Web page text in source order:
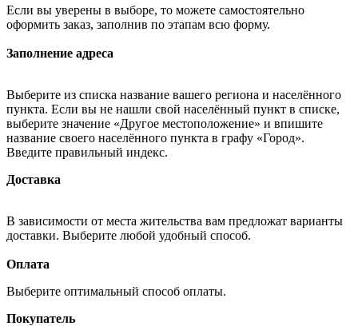
Если вы уверены в выборе, то можете самостоятельно
оформить заказ, заполнив по этапам всю форму.
Заполнение адреса
Выберите из списка название вашего региона и населённого
пункта. Если вы не нашли свой населённый пункт в списке,
выберите значение «Другое местоположение» и впишите
название своего населённого пункта в графу «Город».
Введите правильный индекс.
Доставка
В зависимости от места жительства вам предложат варианты
доставки. Выберите любой удобный способ.
Оплата
Выберите оптимальный способ оплаты.
Покупатель